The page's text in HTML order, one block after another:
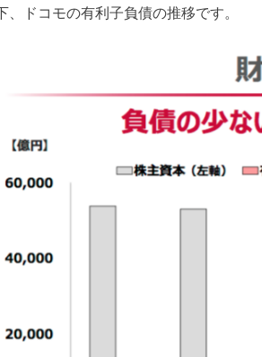
、ドコモの有利子負債の推移です。